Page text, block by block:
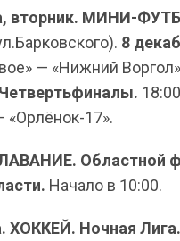
вторник. МИНИ-
8
— «Нижний
«Орлёнок-17».
Областной
Начало в 10:00.
ХОККЕЙ. Ночная